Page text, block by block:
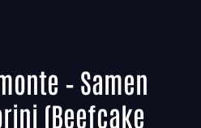
– Samen
(Beefcake